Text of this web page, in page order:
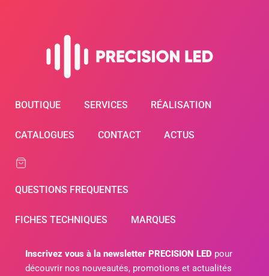
BOUTIQUE SERVICES RÉALISATION
CATALOGUES CONTACT ACTUS
QUESTIONS FREQUENTES
FICHES TECHNIQUES MARQUES
Inscrivez vous à la newsletter PRECISION LEDpour
découvrir nos nouveautés, promotions et actualités